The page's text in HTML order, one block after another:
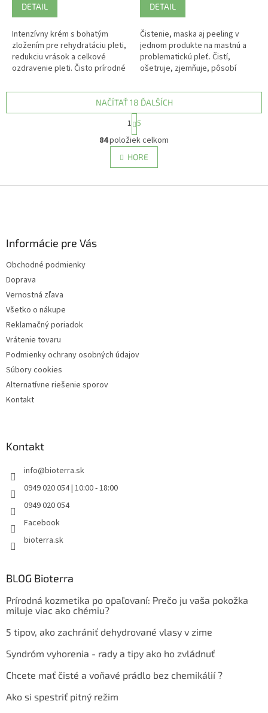
DETAIL
Intenzívny krém s bohatým
zložením pre rehydratáciu pleti,
redukciu vrások a celkové
ozdravenie pleti. Čisto prírodné
DETAIL
Čistenie, maska aj peeling v
jednom produkte na mastnú a
problematickú pleť. Čistí,
ošetruje, zjemňuje, pôsobí
O
v
l
á
u
NAČÍTAŤ 18 ĎALŠÍCH
S
t
r
á
n
k
v
1 5
84položiek celkom
HORE
Informácie pre Vás
Obchodné podmienky
Doprava
Vernostná zľava
Všetko o nákupe
Reklamačný poriadok
Vrátenie tovaru
Podmienky ochrany osobných údajov
Súbory cookies
Alternatívne riešenie sporov
Kontakt
Kontakt
info@bioterra.sk
0949 020 054 | 10:00 - 18:00
0949 020 054
Facebook
bioterra.sk
BLOG Bioterra
Prírodná kozmetika po opaľovaní: Prečo ju vaša pokožka
miluje viac ako chémiu?
5 tipov, ako zachrániť dehydrované vlasy v zime
Syndróm vyhorenia - rady a tipy ako ho zvládnuť
Chcete mať čisté a voňavé prádlo bez chemikálií ?
Ako si spestriť pitný režim